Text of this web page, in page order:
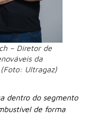
– Diretor de
da
(Foto: Ultragaz)
dentro do segmento
de forma